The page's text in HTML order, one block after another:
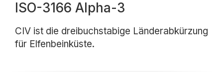
ISO-3166 Alpha-3
CIV ist die dreibuchstabige Länderabkürzung
für Elfenbeinküste.